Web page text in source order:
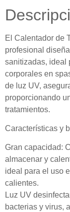
El Calentador de
profesional
sanitizadas, ideal
corporales en
de luz UV,
proporcionando
tratamientos.
Características y
Gran capacidad:
almacenar y
ideal para el uso
calientes.
Luz UV
bacterias y virus,